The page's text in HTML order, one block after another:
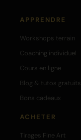
APPRENDRE
Workshops terrain
Coaching individuel
Cours en ligne
Blog & tutos gratuits
Bons cadeaux
ACHETER
Tirages Fine Art